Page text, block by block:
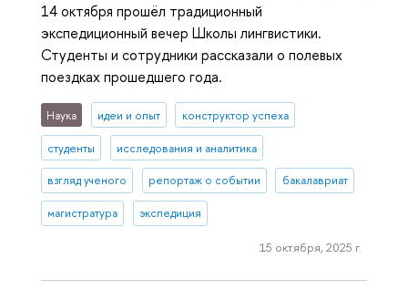
14 октября прошёл традиционный
экспедиционный вечер Школы лингвистики.
Студенты и сотрудники рассказали о полевых
поездках прошедшего года.
Наука идеи и опыт конструктор успеха
студенты исследования и аналитика
взгляд ученого репортаж о событии бакалавриат
магистратура экспедиция
15 октября, 2025 г.